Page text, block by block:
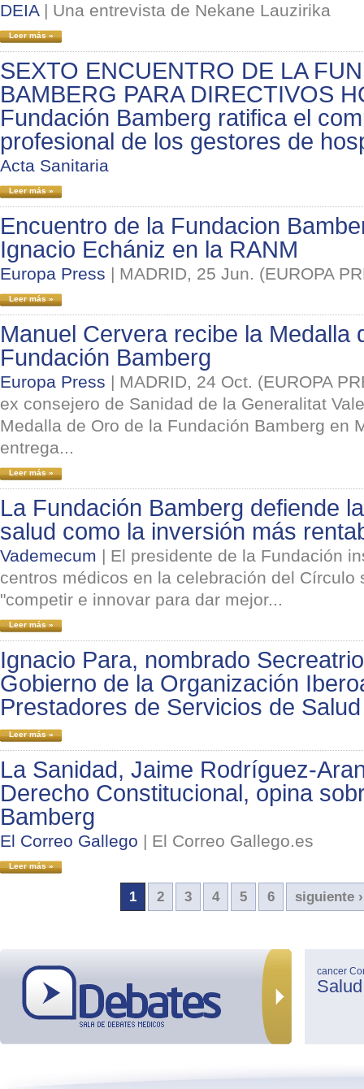
DEIA | Una entrevista de Nekane Lauzirika
Leer más »
SEXTO ENCUENTRO DE LA
BAMBERG PARA DIRECTIVOS
Fundación Bamberg ratifica el
profesional de los gestores de
Acta Sanitaria
Leer más »
Encuentro de la Fundacion
Ignacio Echániz en la RANM
Europa Press | MADRID, 25 Jun. (EUROPA
Leer más »
Manuel Cervera recibe la Medalla
Fundación Bamberg
Europa Press | MADRID, 24 Oct. (EUROPA
ex consejero de Sanidad de la Generalitat
Medalla de Oro de la Fundación Bamberg en
entrega...
Leer más »
La Fundación Bamberg defiende
salud como la inversión más
Vademecum | El presidente de la Fundación
centros médicos en la celebración del Círculo
"competir e innovar para dar mejor...
Leer más »
Ignacio Para, nombrado
Gobierno de la Organización
Prestadores de Servicios de Salud
Leer más »
La Sanidad, Jaime Rodríguez-
Derecho Constitucional, opina
Bamberg
El Correo Gallego | El Correo Gallego.es
Leer más »
1 2 3 4 5 6 siguiente ›
cancer
Salud